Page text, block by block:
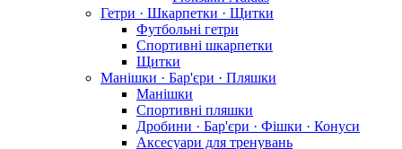
Гетри · Шкарпетки · Щитки
Футбольні гетри
Спортивні шкарпетки
Щитки
Манішки · Бар'єри · Пляшки
Манішки
Спортивні пляшки
Дробини · Бар'єри · Фішки · Конуси
Аксесуари для тренувань